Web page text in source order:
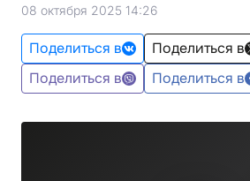
08 октября 2025 14:26
Поделиться в
Поделиться в
Поделиться в
Поделиться в